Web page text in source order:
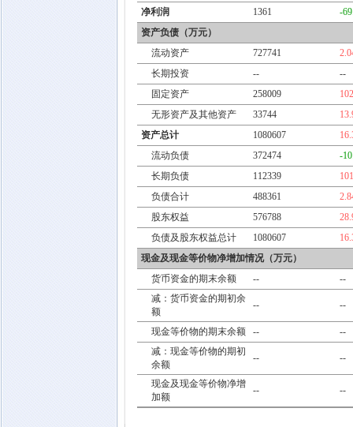
净利润
1361
-
资产负债（万元）
流动资产
727741
长期投资
--
--
固定资产
258009
无形资产及其他资产
33744
资产总计
1080607
流动负债
372474
-
长期负债
112339
负债合计
488361
股东权益
576788
负债及股东权益总计
1080607
现金及现金等价物净增加情况（万元）
货币资金的期末余额
--
--
减：货币资金的期初余
额
-- --
现金等价物的期末余额 --
--
减：现金等价物的期初
余额
-- --
现金及现金等价物净增
加额
-- --